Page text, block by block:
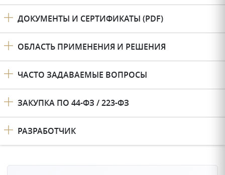
ДОКУМЕНТЫ И СЕРТИФИКАТЫ (PDF)
ОБЛАСТЬ ПРИМЕНЕНИЯ И РЕШЕНИЯ
ЧАСТО ЗАДАВАЕМЫЕ ВОПРОСЫ
ЗАКУПКА ПО 44-ФЗ / 223-ФЗ
РАЗРАБОТЧИК